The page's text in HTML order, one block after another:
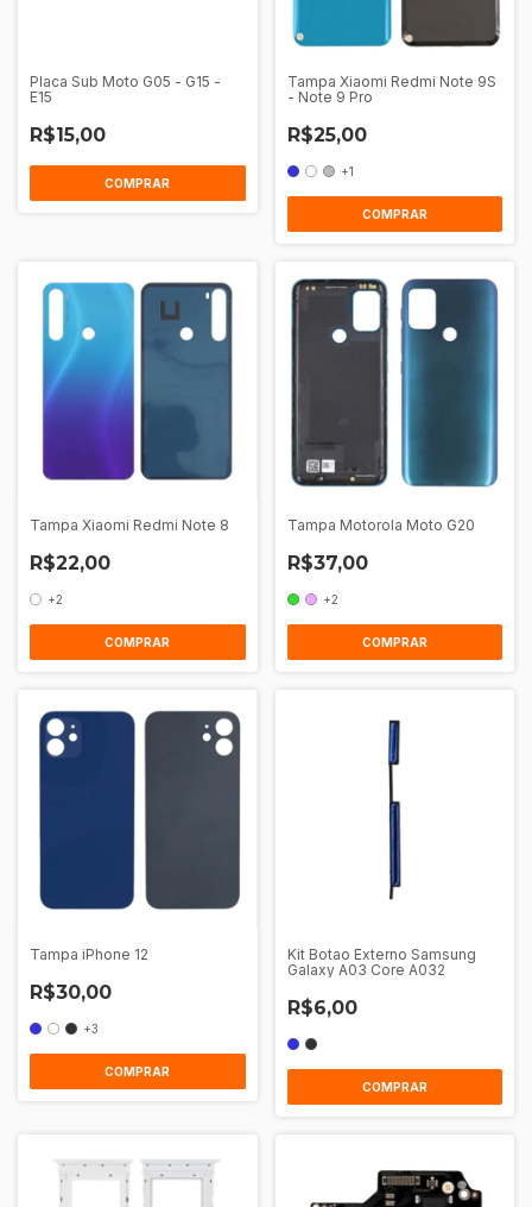
Placa Sub Moto G05 - G15 -
E15
R$15,00
Tampa Xiaomi Redmi Note 9S
- Note 9 Pro
R$25,00
+1
COMPRAR
Tampa Xiaomi Redmi Note 8
R$22,00
+2
COMPRAR
Tampa Motorola Moto G20
R$37,00
+2
COMPRAR
Tampa iPhone 12
R$30,00
+3
COMPRAR
Kit Botao Externo Samsung
Galaxy A03 Core A032
R$6,00
COMPRAR